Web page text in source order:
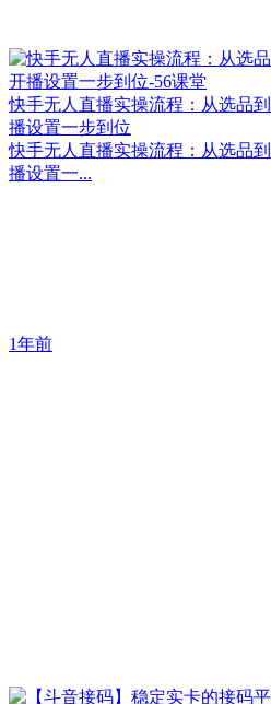
快手无人直播实操流程：从选品
播设置一步到位
快手无人直播实操流程：从选品
播设置一...
1年前